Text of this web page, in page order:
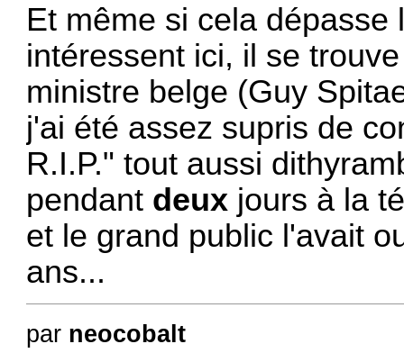
Et même si cela
intéressent ici, il se
ministre belge (Guy
j'ai été assez supris de
R.I.P." tout aussi
pendant deux jours à la
et le grand public l'avait
ans...
par neocobalt